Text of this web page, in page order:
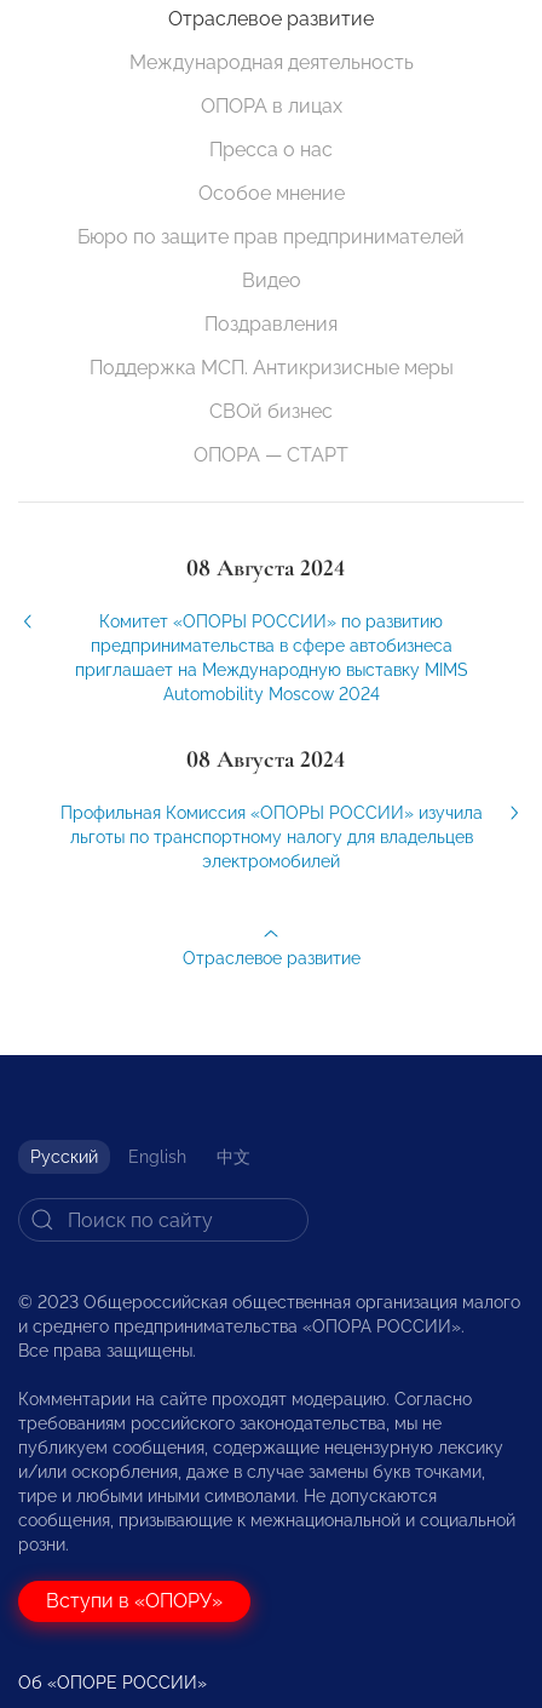
Отраслевое развитие
Международная деятельность
ОПОРА в лицах
Пресса о нас
Особое мнение
Бюро по защите прав предпринимателей
Видео
Поздравления
Поддержка МСП. Антикризисные меры
СВОй бизнес
ОПОРА — СТАРТ
08 Августа 2024
Комитет «ОПОРЫ РОССИИ» по развитию
предпринимательства в сфере автобизнеса
приглашает на Международную выставку MIMS
Automobility Moscow 2024
08 Августа 2024
Профильная Комиссия «ОПОРЫ РОССИИ» изучила
льготы по транспортному налогу для владельцев
электромобилей
Отраслевое развитие
Русский English 中文
© 2023 Общероссийская общественная организация малого
и среднего предпринимательства «ОПОРА РОССИИ».
Все права защищены.
Комментарии на сайте проходят модерацию. Согласно
требованиям российского законодательства, мы не
публикуем сообщения, содержащие нецензурную лексику
и/или оскорбления, даже в случае замены букв точками,
тире и любыми иными символами. Не допускаются
сообщения, призывающие к межнациональной и социальной
розни.
Вступи в «ОПОРУ»
Об «ОПОРЕ РОССИИ»